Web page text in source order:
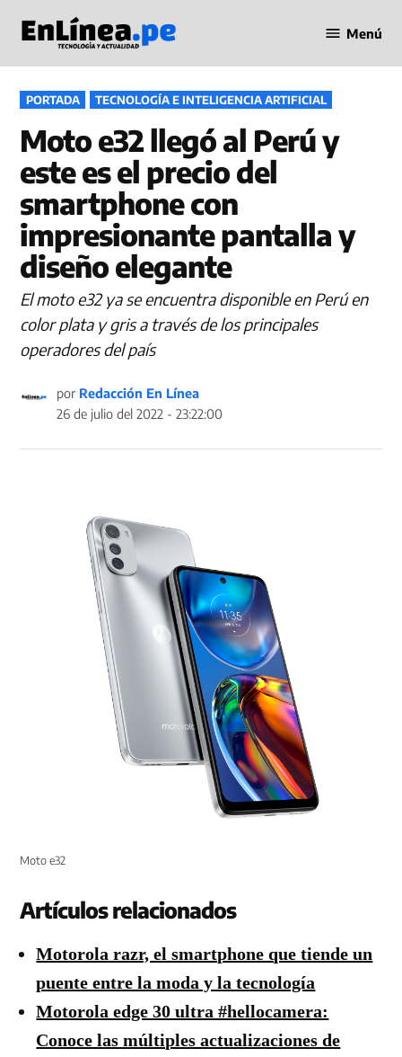
contenido
en Línea
Menú
PUBLICADO
EN
PORTADA TECNOLOGÍA E INTELIGENCIA ARTIFICIAL
Moto e32 llegó al Perú y
este es el precio del
smartphone con
impresionante pantalla y
diseño elegante
El moto e32 ya se encuentra disponible en Perú en
color plata y gris a través de los principales
operadores del país
por Redacción En Línea
26 de julio del 2022 - 23:22:00
Moto e32
Artículos relacionados
Motorola razr, el smartphone que tiende un
puente entre la moda y la tecnología
Motorola edge 30 ultra #hellocamera:
Conoce las múltiples actualizaciones de